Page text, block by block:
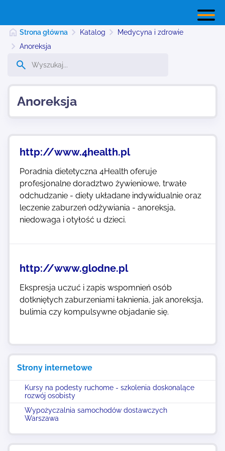
Najnowsze
Kontakt
Strona główna Katalog
Medycyna i zdrowie
Anoreksja
Strony internetowe
Kursy na podesty ruchome - szkolenia doskonalące
rozwój osobisty
Wypożyczalnia samochodów dostawczych
Warszawa
Anoreksja
http://www.4health.pl
Poradnia dietetyczna 4Health oferuje
profesjonalne doradztwo żywieniowe, trwałe
odchudzanie - diety układane indywidualnie oraz
leczenie zaburzeń odżywiania - anoreksja,
niedowaga i otyłość u dzieci.
http://www.glodne.pl
Ekspresja uczuć i zapis wspomnień osób
dotkniętych zaburzeniami łaknienia, jak anoreksja,
bulimia czy kompulsywne objadanie się.